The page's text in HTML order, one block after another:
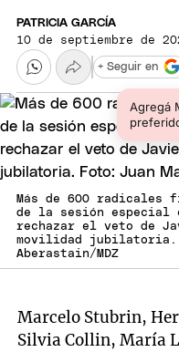
PATRICIA GARCÍA
10 de septiembre de
Agregá
+ Seguir en
Más de 600 radicales
de la sesión especial
rechazar el veto de
movilidad jubilatoria.
Aberastain/MDZ
Marcelo Stubrin,
Silvia Collin, María